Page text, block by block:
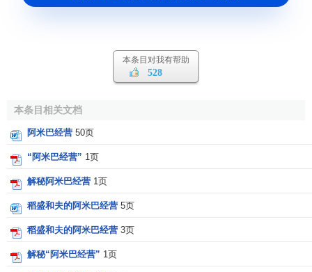
司。为了强化员工的成本意识，京瓷形成了一套“变形虫经营”
虽然与其他公司一样，京瓷也有事业部，事业本部等
组织设计
，但是，京瓷却由“变形虫”的最小
“变形虫小组”之间形成竞争。这是
1.3万名员工分别从属于1000个变形虫小组。每个变形虫小组
平均由13人组成。但是，由于各种工作对人员的需要不同，
多的小组成员在50人左右，而小的只有两三个人。具体的工
作方式如下：每个小组独立计算原料采购费、设备折旧费、
的附加价值”。在公司内部，小组采购
格支付，向下一小组出售也按市场价格。这样，每个小组就
可以向下一小组的销售计算出自己的营业额，按照各种费用
的累加，计算出成本，求出利润。变形虫管理终于使京瓷成
本条目对我有帮助
528
本条目相关文档
阿米巴经营 50页
“阿米巴经营” 1页
解秘阿米巴经营 1页
稻盛和夫的阿米巴经营 5页
稻盛和夫的阿米巴经营 3页
解秘“阿米巴经营” 1页